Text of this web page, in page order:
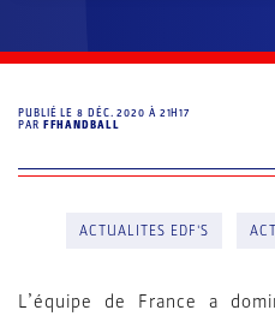
PUBLIÉ LE8 DÉC. 2020 À 21H17
PAR FFHANDBALL
ACTUALITES EDF'S
L’équipe de France a